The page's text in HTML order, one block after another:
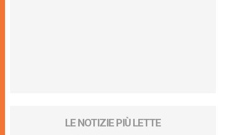
LE NOTIZIE PIÙ LETTE